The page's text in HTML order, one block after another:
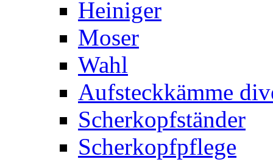
Heiniger
Moser
Wahl
Aufsteckkämme
Scherkopfständer
Scherkopfpflege